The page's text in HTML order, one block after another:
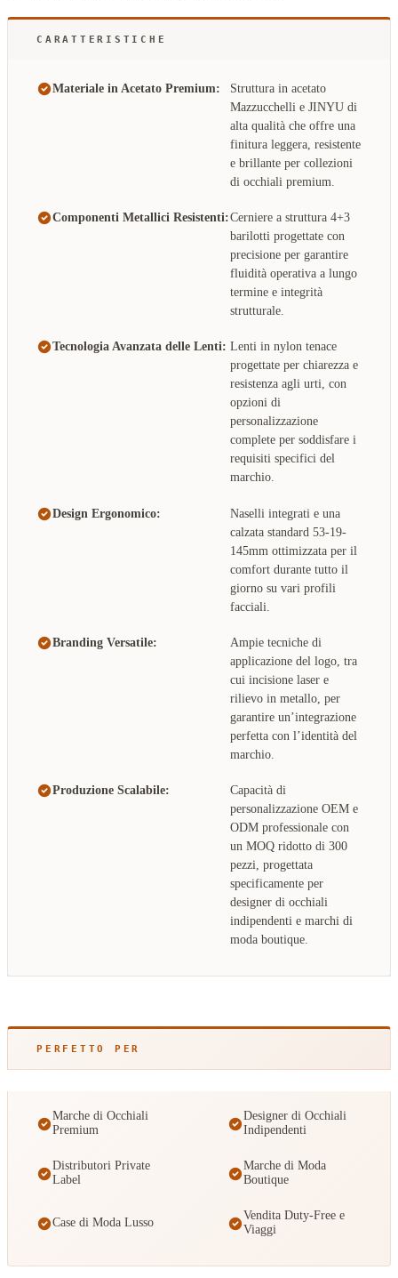
CARATTERISTICHE
Materiale in Acetato Premium:
Struttura in acetato
Mazzucchelli e JINYU di
alta qualità che offre una
finitura leggera, resistente
e brillante per collezioni
di occhiali premium.
Componenti Metallici Resistenti:Cerniere a struttura 4+3
barilotti progettate con
precisione per garantire
fluidità operativa a lungo
termine e integrità
strutturale.
Tecnologia Avanzata delle Lenti: Lenti in nylon tenace
progettate per chiarezza e
resistenza agli urti, con
opzioni di
personalizzazione
complete per soddisfare i
requisiti specifici del
marchio.
Design Ergonomico:
Naselli integrati e una
calzata standard 53-19-
145mm ottimizzata per il
comfort durante tutto il
giorno su vari profili
facciali.
Branding Versatile:
Ampie tecniche di
applicazione del logo, tra
cui incisione laser e
rilievo in metallo, per
garantire un’integrazione
perfetta con l’identità del
marchio.
Produzione Scalabile:
Capacità di
personalizzazione OEM e
ODM professionale con
un MOQ ridotto di 300
pezzi, progettata
specificamente per
designer di occhiali
indipendenti e marchi di
moda boutique.
PERFETTO PER
Marche di Occhiali
Premium
Designer di Occhiali
Indipendenti
Distributori Private
Label
Marche di Moda
Boutique
Case di Moda Lusso
Vendita Duty-Free e
Viaggi